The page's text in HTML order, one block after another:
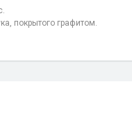
покрытого графитом.